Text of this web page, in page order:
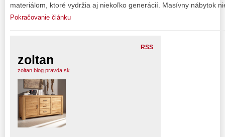
materiálom, ktoré vydržia aj niekoľko generácií. Masívny nábytok
Pokračovanie článku
RSS
zoltan
zoltan.blog.pravda.sk